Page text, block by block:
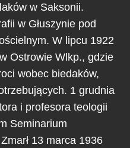
w Saksonii.
w Głuszynie pod
W lipcu 1922
Ostrowie Wlkp., gdzie
wobec biedaków,
1 grudnia
i profesora teologii
Seminarium
13 marca 1936